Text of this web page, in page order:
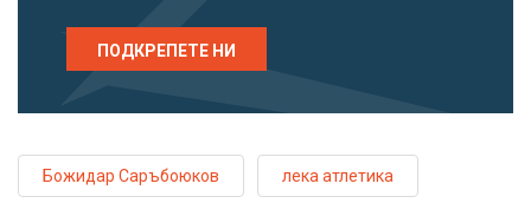
ПОДКРЕПЕТЕ НИ
Божидар Саръбоюков лека атлетика